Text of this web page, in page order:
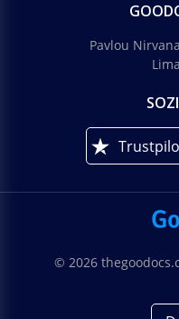
Pavlou
© 2026